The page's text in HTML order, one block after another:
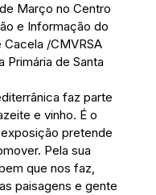
Março no Centro
e Informação do
Cacela /CMVRSA
Primária de Santa
faz parte
e vinho. É o
pretende
Pela sua
que nos faz,
paisagens e gente